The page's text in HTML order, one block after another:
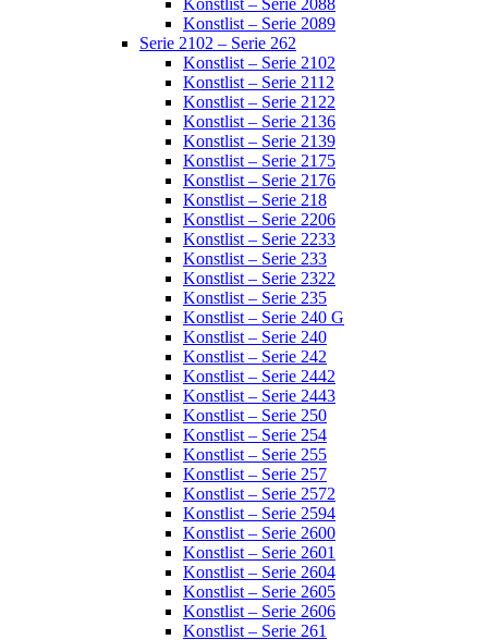
Konstlist – Serie 2088
Konstlist – Serie 2089
Serie 2102 – Serie 262
Konstlist – Serie 2102
Konstlist – Serie 2112
Konstlist – Serie 2122
Konstlist – Serie 2136
Konstlist – Serie 2139
Konstlist – Serie 2175
Konstlist – Serie 2176
Konstlist – Serie 218
Konstlist – Serie 2206
Konstlist – Serie 2233
Konstlist – Serie 233
Konstlist – Serie 2322
Konstlist – Serie 235
Konstlist – Serie 240 G
Konstlist – Serie 240
Konstlist – Serie 242
Konstlist – Serie 2442
Konstlist – Serie 2443
Konstlist – Serie 250
Konstlist – Serie 254
Konstlist – Serie 255
Konstlist – Serie 257
Konstlist – Serie 2572
Konstlist – Serie 2594
Konstlist – Serie 2600
Konstlist – Serie 2601
Konstlist – Serie 2604
Konstlist – Serie 2605
Konstlist – Serie 2606
Konstlist – Serie 261